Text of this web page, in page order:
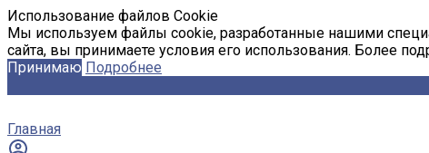
Использование файлов Cookie
Мы используем файлы cookie, разработанные нашими
сайта, вы принимаете условия его использования. Более
Принимаю Подробнее
Главная